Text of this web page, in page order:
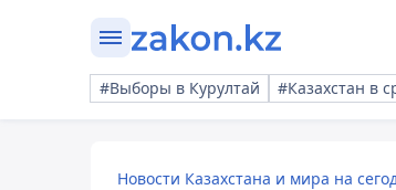
#Выборы в Курултай #Казахстан в
Новости Казахстана и мира на